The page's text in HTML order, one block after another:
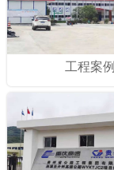
工程案例